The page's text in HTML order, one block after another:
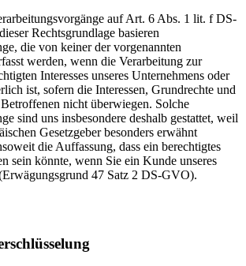
auf Art. 6 Abs. 1 lit. f DS-
Rechtsgrundlage basieren
die von keiner der vorgenannten
werden, wenn die Verarbeitung zur
Interesses unseres Unternehmens oder
ist, sofern die Interessen, Grundrechte und
nicht überwiegen. Solche
sind uns insbesondere deshalb gestattet, weil
Gesetzgeber besonders erwähnt
die Auffassung, dass ein berechtigtes
sein könnte, wenn Sie ein Kunde unseres
47 Satz 2 DS-GVO).